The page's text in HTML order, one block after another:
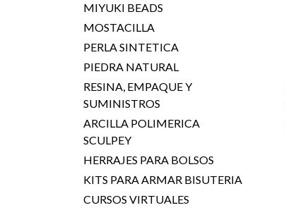
MIYUKI BEADS
MOSTACILLA
PERLA SINTETICA
PIEDRA NATURAL
RESINA, EMPAQUE Y
SUMINISTROS
ARCILLA POLIMERICA
SCULPEY
HERRAJES PARA BOLSOS
KITS PARA ARMAR BISUTERIA
CURSOS VIRTUALES